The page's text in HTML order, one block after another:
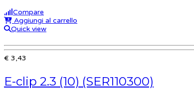
Compare
Aggiungi al carrello
Quick view
€ 3,43
E-clip 2.3 (10) (SER110300)